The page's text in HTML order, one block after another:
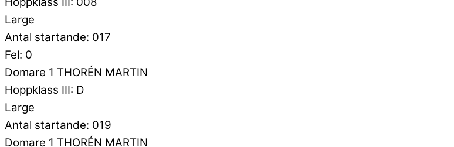
Large
Antal startande: 017
Fel: 0
Domare 1 THORÉN MARTIN
Hoppklass III: D
Large
Antal startande: 019
Domare 1 THORÉN MARTIN